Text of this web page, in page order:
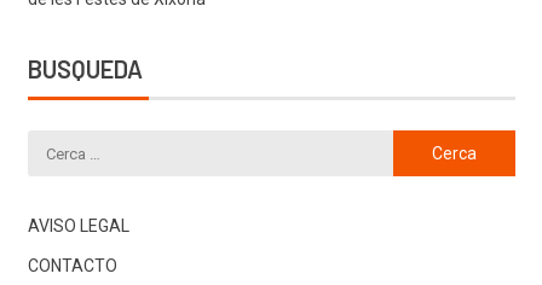
BUSQUEDA
AVISO LEGAL
CONTACTO